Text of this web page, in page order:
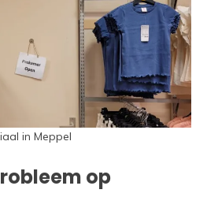
in Meppel
op